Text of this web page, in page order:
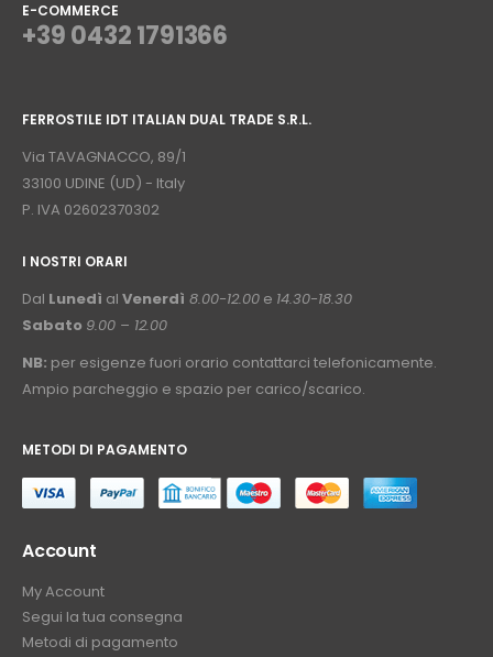
E-COMMERCE
+39 0432 1791366
FERROSTILE IDT ITALIAN DUAL TRADE S.R.L.
Via TAVAGNACCO, 89/1
33100 UDINE (UD) - Italy
P. IVA 02602370302
I NOSTRI ORARI
Dal Lunedì al Venerdì 8.00-12.00 e 14.30-18.30
Sabato 9.00 – 12.00
NB: per esigenze fuori orario contattarci telefonicamente.
Ampio parcheggio e spazio per carico/scarico.
METODI DI PAGAMENTO
Account
My Account
Segui la tua consegna
Metodi di pagamento